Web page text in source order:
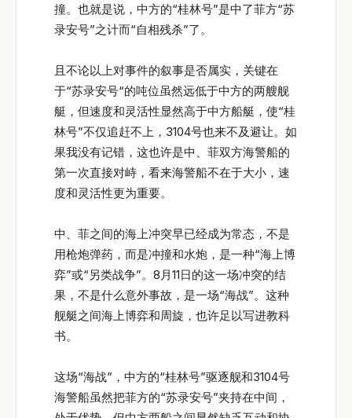
撞。也就是说，中方的“桂林号”是中了菲方“苏
录安号”之计而“自相残杀”了。
且不论以上对事件的叙事是否属实，关键在
于“苏录安号“的吨位虽然远低于中方的两艘舰
艇，但速度和灵活性显然高于中方船艇，使“桂
林号”不仅追赶不上，3104号也来不及避让。如
果我没有记错，这也许是中、菲双方海警船的
第一次直接对峙，看来海警船不在于大小，速
度和灵活性更为重要。
中、菲之间的海上冲突早已经成为常态，不是
用枪炮弹药，而是冲撞和水炮，是一种“海上博
弈”或“另类战争”。8月11日的这一场冲突的结
果，不是什么意外事故，是一场“海战”。这种
舰艇之间海上博弈和周旋，也许足以写进教科
书。
这场“海战”，中方的“桂林号”驱逐舰和3104号
海警船虽然把菲方的“苏录安号”夹持在中间，